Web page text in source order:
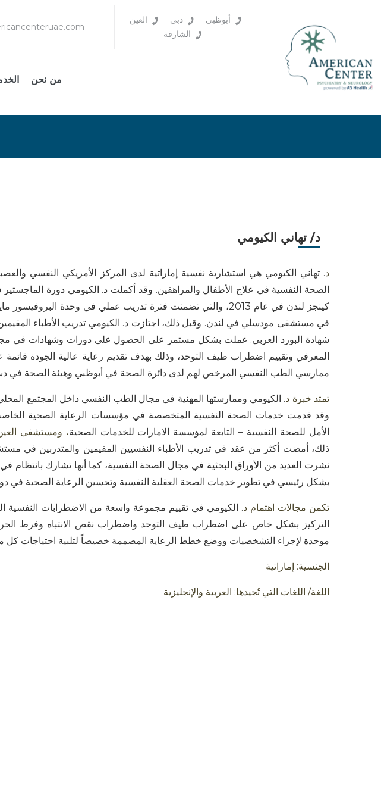
أبوظبي دبي
العين
الشارقة
من نحن
د/ تهاني الكيومي
د.تهاني الكيومي هي استشارية نفسية إماراتية لدى المركز الأمريكي النفسي
الصحة النفسية في علاج الأطفال والمراهقين. وقد أكملت د. الكيومي دورة
كينجز لندن في عام 2013، والتي تضمنت فترة تدريب عملي في وحدة البروفيسور
في مستشفى مودسلي في لندن. وقبل ذلك، اجتازت د. الكيومي تدريب الأطباء
شهادة البورد العربي. عملت بشكل مستمر على الحصول على دورات وشهادات في
المعرفي وتقييم اضطراب طيف التوحد، وذلك بهدف تقديم رعاية عالية الجودة قائمة
ممارسي الطب النفسي المرخص لهم لدى دائرة الصحة في أبوظبي وهيئة الصحة في
تمتد خبرة د. الكيومي وممارستها المهنية في مجال الطب النفسي داخل المجتمع
وقد قدمت خدمات الصحة النفسية المتخصصة في مؤسسات الرعاية الصحية
الأمل للصحة النفسية – التابعة لمؤسسة الامارات للخدمات الصحية، ومستشفى
ذلك، أمضت أكثر من عقد في تدريب الأطباء النفسيين المقيمين والمتدربين في
نشرت العديد من الأوراق البحثية في مجال الصحة النفسية، كما أنها تشارك بانتظام
بشكل رئيسي في تطوير خدمات الصحة العقلية النفسية وتحسين الرعاية الصحية في دولة
تكمن مجالات اهتمام د. الكيومي في تقييم مجموعة واسعة من الاضطرابات النفسية
التركيز بشكل خاص على اضطراب طيف التوحد واضطراب نقص الانتباه وفرط
موحدة لإجراء التشخصيات ووضع خطط الرعاية المصممة خصيصاً لتلبية احتياجات كل
الجنسية: إماراتية
اللغة/ اللغات التي تُجيدها: العربية والإنجليزية